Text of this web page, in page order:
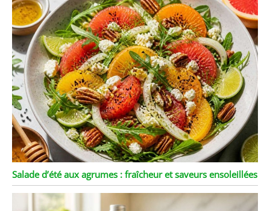
Salade d’été aux agrumes : fraîcheur et saveurs ensoleillées